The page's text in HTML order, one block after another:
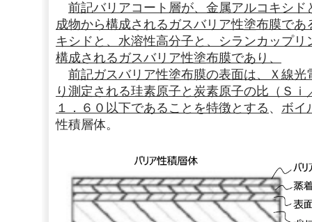
前記バリアコート層が、金属アルコキシ
成物から構成されるガスバリア性塗布膜で
キシドと、水溶性高分子と、シランカップ
構成されるガスバリア性塗布膜であり、
前記ガスバリア性塗布膜の表面は、Ｘ線
り測定される珪素原子と炭素原子の比（Ｓ
１．６０以下であることを特徴とする 、 ボイ
性積層体。